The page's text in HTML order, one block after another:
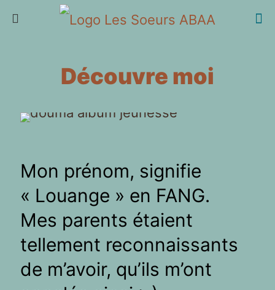
Découvre moi
Mon prénom, signifie
« Louange » en FANG.
Mes parents étaient
tellement reconnaissants
de m’avoir, qu’ils m’ont